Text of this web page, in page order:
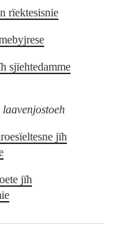
rïektesisnie
sjïehtedamme
jïh
jïh